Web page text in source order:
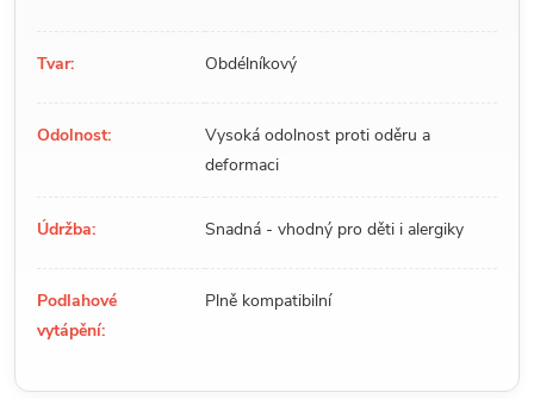
Tvar: Obdélníkový
Odolnost:
Vysoká odolnost proti oděru a
deformaci
Údržba: Snadná - vhodný pro děti i alergiky
Podlahové
vytápění:
Plně kompatibilní